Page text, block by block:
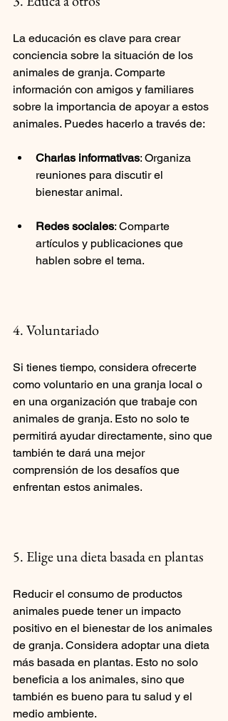
La educación es clave para crear
conciencia sobre la situación de los
animales de granja. Comparte
información con amigos y familiares
sobre la importancia de apoyar a estos
animales. Puedes hacerlo a través de:
Charlas informativas: Organiza
reuniones para discutir el
bienestar animal.
Redes sociales: Comparte
artículos y publicaciones que
hablen sobre el tema.
4. Voluntariado
Si tienes tiempo, considera ofrecerte
como voluntario en una granja local o
en una organización que trabaje con
animales de granja. Esto no solo te
permitirá ayudar directamente, sino que
también te dará una mejor
comprensión de los desafíos que
enfrentan estos animales.
5. Elige una dieta basada en plantas
Reducir el consumo de productos
animales puede tener un impacto
positivo en el bienestar de los animales
de granja. Considera adoptar una dieta
más basada en plantas. Esto no solo
beneficia a los animales, sino que
también es bueno para tu salud y el
medio ambiente.